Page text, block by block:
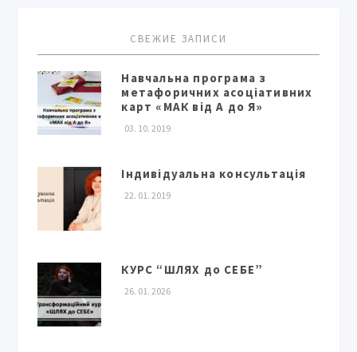
СВЕЖИЕ ЗАПИСИ
Навчальна програма з
метафоричних асоціативних
карт «МАК від А до Я»
03. 10. 2019
Індивідуальна консультація
22. 01. 2019
КУРС “ШЛЯХ до СЕБЕ”
26. 01. 2026